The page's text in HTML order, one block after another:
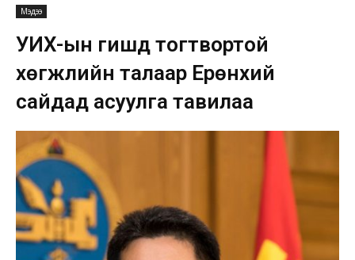
Мэдээ
УИХ-ын гишүүд тогтвортой
хөгжлийн талаар Ерөнхий
сайдад асуулга тавилаа